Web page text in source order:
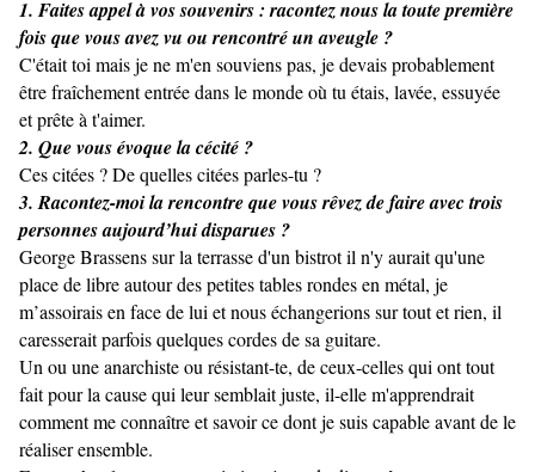
1. Faites appel à vos souvenirs : racontez nous la toute première
fois que vous avez vu ou rencontré un aveugle ?
C'était toi mais je ne m'en souviens pas, je devais probablement
être fraîchement entrée dans le monde où tu étais, lavée, essuyée
et prête à t'aimer.
2. Que vous évoque la cécité ?
Ces citées ? De quelles citées parles-tu ?
3. Racontez-moi la rencontre que vous rêvez de faire avec trois
personnes aujourd’hui disparues ?
George Brassens sur la terrasse d'un bistrot il n'y aurait qu'une
place de libre autour des petites tables rondes en métal, je
m’assoirais en face de lui et nous échangerions sur tout et rien, il
caresserait parfois quelques cordes de sa guitare.
Un ou une anarchiste ou résistant-te, de ceux-celles qui ont tout
fait pour la cause qui leur semblait juste, il-elle m'apprendrait
comment me connaître et savoir ce dont je suis capable avant de le
réaliser ensemble.